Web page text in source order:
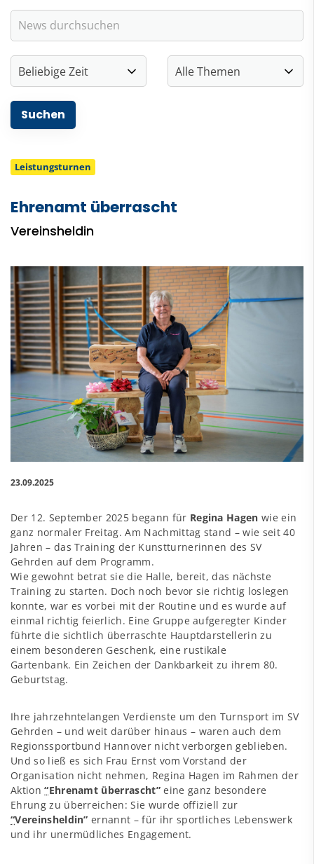
Leistungsturnen
Ehrenamt überrascht
Vereinsheldin
23.09.2025
Der 12. September 2025 begann für Regina Hagen wie ein
ganz normaler Freitag. Am Nachmittag stand – wie seit 40
Jahren – das Training der Kunstturnerinnen des SV
Gehrden auf dem Programm.
Wie gewohnt betrat sie die Halle, bereit, das nächste
Training zu starten. Doch noch bevor sie richtig loslegen
konnte, war es vorbei mit der Routine und es wurde auf
einmal richtig feierlich. Eine Gruppe aufgeregter Kinder
führte die sichtlich überraschte Hauptdarstellerin zu
einem besonderen Geschenk, eine rustikale
Gartenbank. Ein Zeichen der Dankbarkeit zu ihrem 80.
Geburtstag.
Ihre jahrzehntelangen Verdienste um den Turnsport im SV
Gehrden – und weit darüber hinaus – waren auch dem
Regionssportbund Hannover nicht verborgen geblieben.
Und so ließ es sich Frau Ernst vom Vorstand der
Organisation nicht nehmen, Regina Hagen im Rahmen der
Aktion“Ehrenamt überrascht”eine ganz besondere
Ehrung zu überreichen: Sie wurde offiziell zur
“Vereinsheldin” ernannt – für ihr sportliches Lebenswerk
und ihr unermüdliches Engagement.